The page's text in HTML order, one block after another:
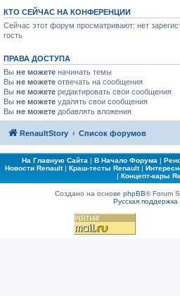
КТО СЕЙЧАС НА КОНФЕРЕНЦИИ
Сейчас этот форум просматривают: нет
гость
ПРАВА ДОСТУПА
Вы не можете начинать темы
Вы не можете отвечать на сообщения
Вы не можете редактировать свои сообщения
Вы не можете удалять свои сообщения
Вы не можете добавлять вложения
RenaultStory Список форумов
На Главную Сайта | В Начало Форума |
Новости Renault| Краш-тесты Renault|
| Концепт-кары
Создано на основе phpBB® Forum
Русская поддержка